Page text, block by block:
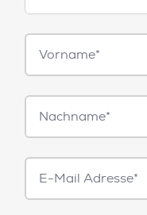
Vorname*
Nachname*
E-
Mail*